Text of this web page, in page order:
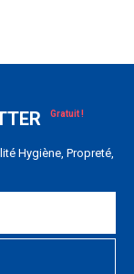
Hygiène, Propreté,